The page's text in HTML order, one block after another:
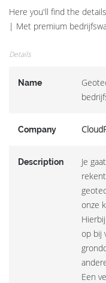
Here you'll find the
| Met premium
Details
Name
Company
Description
Je
onze
op bij
Een